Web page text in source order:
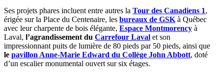
Ses projets phares incluent entre autres la Tour des Canadiens 1,
érigée sur la Place du Centenaire, les bureaux de GSK à Québec
avec leur charpente de bois élégante, Espace Montmorency à
Laval, l’agrandissement du Carrefour Laval et son
impressionnant puits de lumière de 80 pieds par 50 pieds, ainsi que
le pavillon Anne-Marie Edward du Collège John Abbott, doté
d’un escalier monumental ouvert sur six étages.